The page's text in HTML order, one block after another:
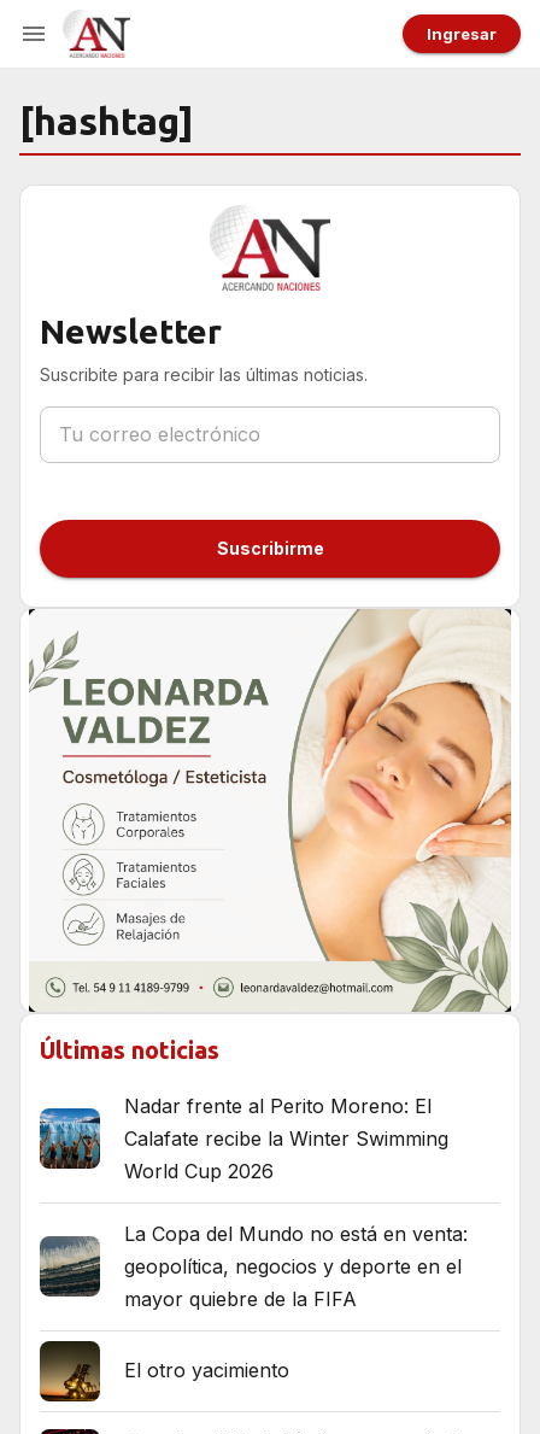
Ingresar
[hashtag]
Newsletter
Suscribite para recibir las últimas noticias.
Suscribirme
Últimas noticias
Nadar frente al Perito Moreno: El
Calafate recibe la Winter Swimming
World Cup 2026
La Copa del Mundo no está en venta:
geopolítica, negocios y deporte en el
mayor quiebre de la FIFA
El otro yacimiento